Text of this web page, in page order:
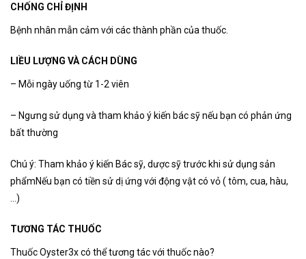
CHỐNG CHỈ ĐỊNH
Bệnh nhân mẫn cảm với các thành phần của thuốc.
LIỀU LƯỢNG VÀ CÁCH DÙNG
– Mỗi ngày uống từ 1-2 viên
– Ngưng sử dụng và tham khảo ý kiến bác sỹ nếu bạn có phản ứng
bất thường
Chú ý: Tham khảo ý kiến Bác sỹ, dược sỹ trước khi sử dụng sản
phẩmNếu bạn có tiền sử dị ứng với động vật có vỏ ( tôm, cua, hàu,
…)
TƯƠNG TÁC THUỐC
Thuốc Oyster3x có thể tương tác với thuốc nào?